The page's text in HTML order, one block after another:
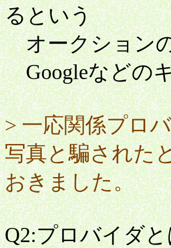
るという
オークション
Googleなどの
> 一応関係プロ
写真と騙された
おきました。
Q2:プロバイダ